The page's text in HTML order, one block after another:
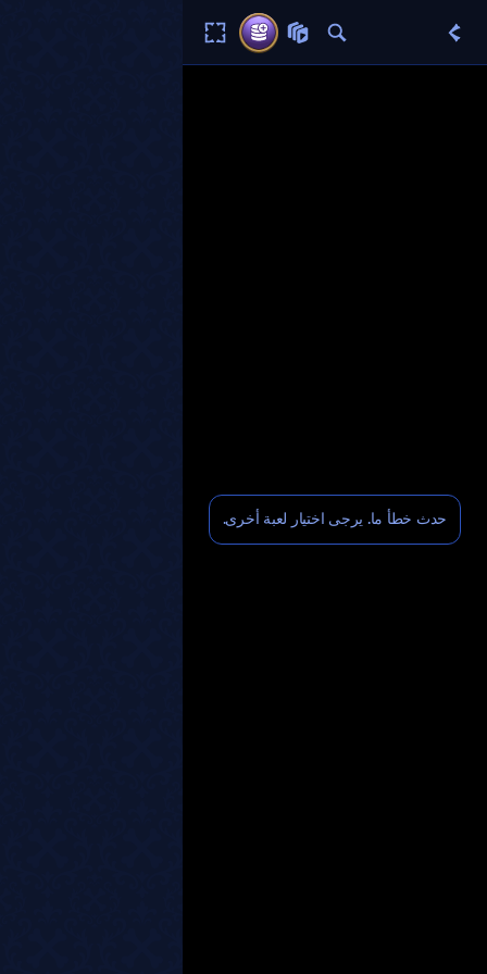
حدث خطأ ما. يرجى اختيار لعبة أخرى.